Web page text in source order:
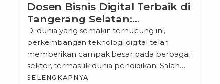
Dosen Bisnis Digital Terbaik di
Tangerang Selatan:
Meningkatkan Kualitas
Pendidikan Digital di Era
Modern
Di dunia yang semakin terhubung ini,
perkembangan teknologi digital telah
memberikan dampak besar pada berbagai
sektor, termasuk dunia pendidikan. Salah
satu sektor yang berkembang pesat adalah
SELENGKAPNYA